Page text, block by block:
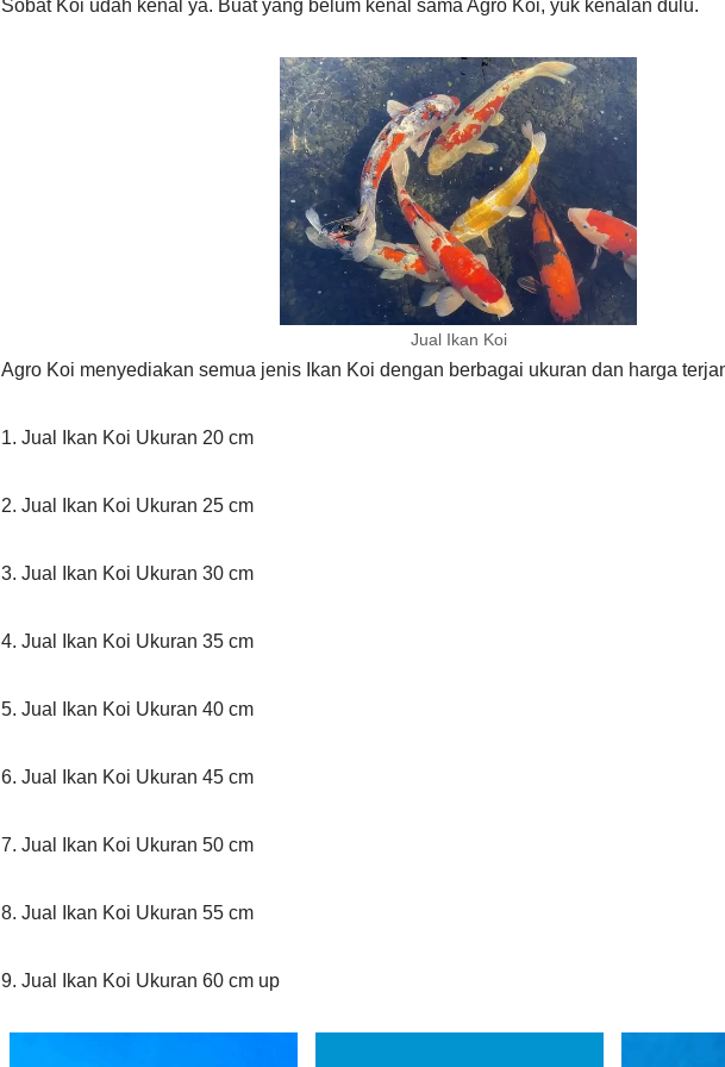
Sobat Koi udah kenal ya. Buat yang belum kenal sama Agro Koi, yuk kenalan dulu.
Jual Ikan Koi
Agro Koi menyediakan semua jenis Ikan Koi dengan berbagai ukuran dan harga
1. Jual Ikan Koi Ukuran 20 cm
2. Jual Ikan Koi Ukuran 25 cm
3. Jual Ikan Koi Ukuran 30 cm
4. Jual Ikan Koi Ukuran 35 cm
5. Jual Ikan Koi Ukuran 40 cm
6. Jual Ikan Koi Ukuran 45 cm
7. Jual Ikan Koi Ukuran 50 cm
8. Jual Ikan Koi Ukuran 55 cm
9. Jual Ikan Koi Ukuran 60 cm up